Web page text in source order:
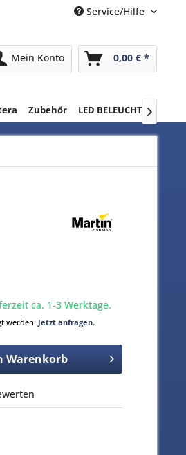
Service/Hilfe
Mein Konto 0,00 € *
Zubehör LED BELEUCHTUNG

ca. 1-3 Werktage.
werden. Jetzt anfragen.
Warenkorb